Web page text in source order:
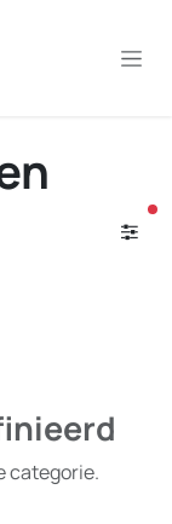
categorie.